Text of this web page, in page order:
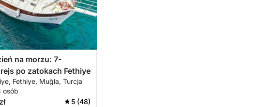
na morzu: 7-
po zatokach Fethiye
Fethiye, Muğla, Turcja
osób
5 (48)